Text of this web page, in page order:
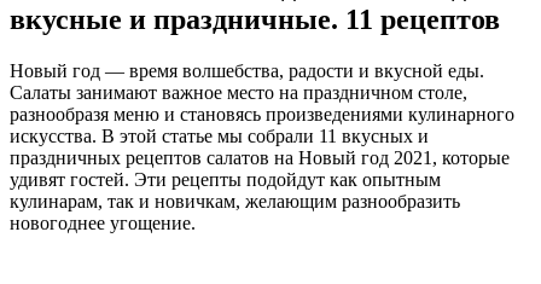
вкусные и праздничные. 11 рецептов
Новый год — время волшебства, радости и вкусной еды.
Салаты занимают важное место на праздничном столе,
разнообразя меню и становясь произведениями кулинарного
искусства. В этой статье мы собрали 11 вкусных и
праздничных рецептов салатов на Новый год 2021, которые
удивят гостей. Эти рецепты подойдут как опытным
кулинарам, так и новичкам, желающим разнообразить
новогоднее угощение.